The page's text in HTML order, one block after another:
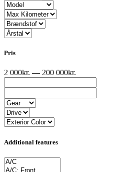
Pris
2 000kr. — 200 000kr.
Additional features